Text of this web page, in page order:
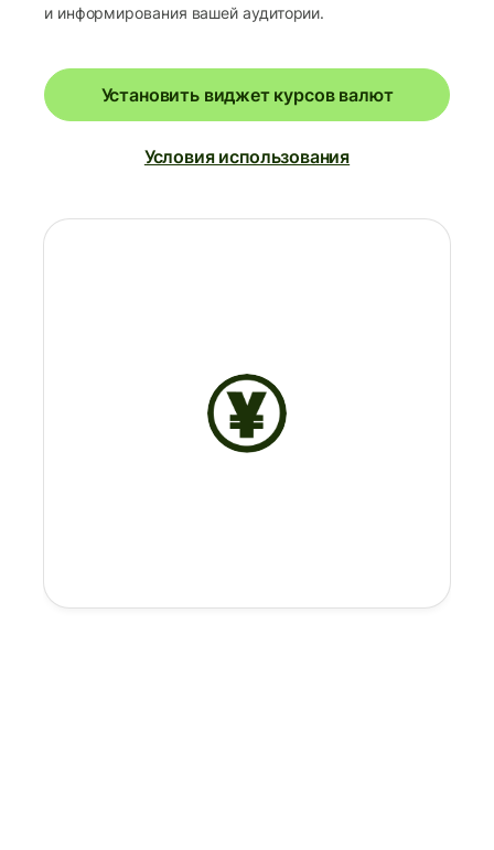
и информирования вашей аудитории.
Установить виджет курсов валют
Условия использования